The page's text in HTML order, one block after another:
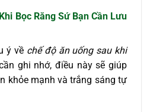
Bọc Răng SứBạn Cần Lưu
ý về chế độ ăn uống sau khi
ghi nhớ, điều này sẽ giúp
khỏe mạnh và trắng sáng tự